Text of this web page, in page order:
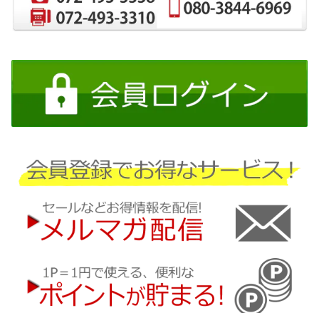
スズキ
ダイハツ
三菱
日産
スバル